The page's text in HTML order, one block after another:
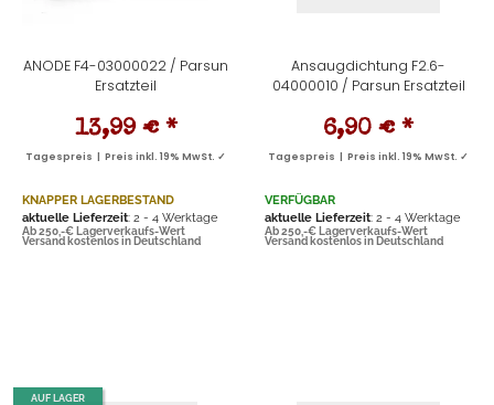
ANODE F4-03000022 / Parsun
Ersatzteil
13,99 € *
Tagespreis | Preis inkl. 19% MwSt. ✓
KNAPPER LAGERBESTAND
aktuelle Lieferzeit: 2 - 4 Werktage
Ab 250,-€ Lagerverkaufs-Wert
Versand kostenlos in Deutschland
Ansaugdichtung F2.6-
04000010 / Parsun Ersatzteil
6,90 € *
Tagespreis | Preis inkl. 19% MwSt. ✓
VERFÜGBAR
aktuelle Lieferzeit: 2 - 4 Werktage
Ab 250,-€ Lagerverkaufs-Wert
Versand kostenlos in Deutschland
AUF LAGER